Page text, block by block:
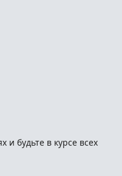
и будьте в курсе всех